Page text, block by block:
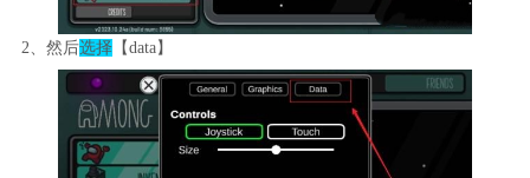
2、然后选择 【data】